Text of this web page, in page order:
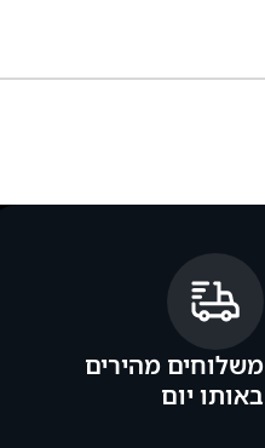
משלוחים מהירים
באותו יום